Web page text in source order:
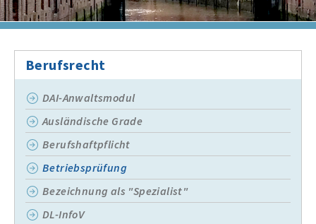
Berufsrecht
DAI-Anwaltsmodul
Ausländische Grade
Berufshaftpflicht
Betriebsprüfung
Bezeichnung als "Spezialist"
DL-InfoV